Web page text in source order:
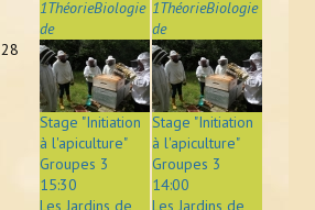
28
1ThéorieBiologie
de
Stage "Initiation
à l'apiculture"
Groupes 3
15:30
Les Jardins de
1ThéorieBiologie
de
Stage "Initiation
à l'apiculture"
Groupes 3
14:00
Les Jardins de